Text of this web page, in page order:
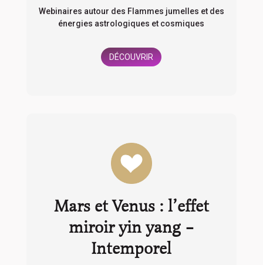
Webinaires autour des Flammes jumelles et des
énergies astrologiques et cosmiques
DÉCOUVRIR
Mars et Venus : l’effet
miroir yin yang –
Intemporel